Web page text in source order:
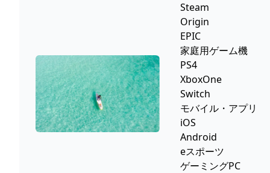
Steam
Origin
EPIC
家庭用ゲーム機
PS4
XboxOne
Switch
モバイル・アプリ
iOS
Android
eスポーツ
ゲーミングPC